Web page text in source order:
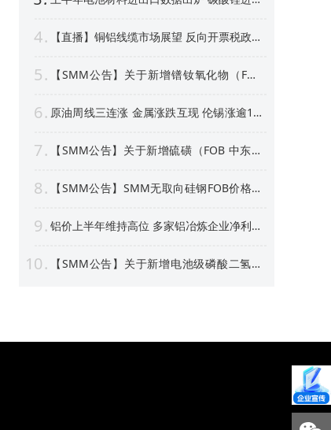
4
【直播】铜铝线缆市场展望 反向开票税政形
5
【SMM公告】关于新增镨钕氧化物（FOB
6
原油周线三连涨 金属涨跌互现 伦锡涨逾1%
7
【SMM公告】关于新增硫磺（FOB 中东）
8
【SMM公告】SMM无取向硅钢FOB价格点
9 铝价上半年维持高位 多家铝冶炼企业净利预
10
【SMM公告】关于新增电池级磷酸二氢锂